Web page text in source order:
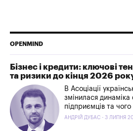
OPENMIND
Бізнес і кредити: ключові
та ризики до кінця 2026
В Асоціації
змінилася динаміка
підприємців та чого
АНДРІЙ ДУБАС - 3 ЛИПНЯ